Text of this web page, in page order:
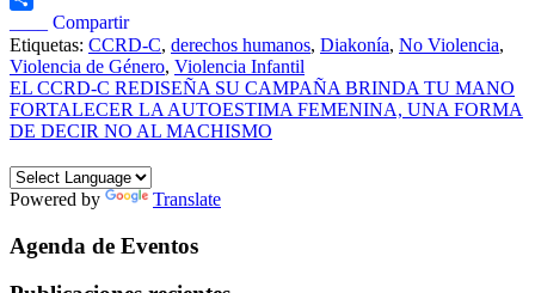
____ Compartir
Etiquetas: CCRD-C, derechos humanos, Diakonía, No Violencia,
Violencia de Género, Violencia Infantil
Navegación
de
EL CCRD-C REDISEÑA SU CAMPAÑA BRINDA TU MANO
FORTALECER LA AUTOESTIMA FEMENINA, UNA FORMA
DE DECIR NO AL MACHISMO
Powered by Translate
Agenda de Eventos